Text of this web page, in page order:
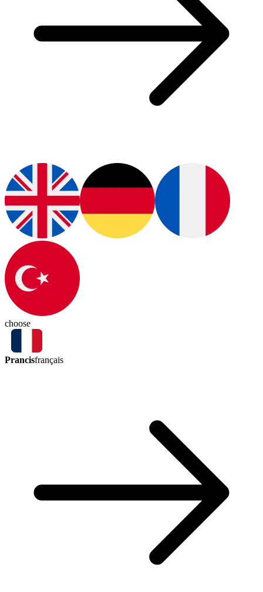
choose
Prancisfrançais